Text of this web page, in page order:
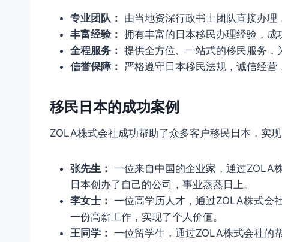
专业团队： 由当地资深行政书士团队直接办理
丰富经验： 拥有丰富的日本移民办理经验，成
全程服务： 提供全方位、一站式的移民服务，
信誉保障： 严格遵守日本移民法规，诚信经营
移民日本的成功案例
ZOLA株式会社成功帮助了众多客户移民日本，实
张先生： 一位来自中国的企业家，通过ZOLA
日本创办了自己的公司，事业蒸蒸日上。
李女士： 一位高学历人才，通过ZOLA株式会
一份高薪工作，实现了个人价值。
王同学： 一位留学生，通过ZOLA株式会社的